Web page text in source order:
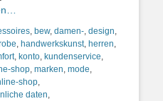
, bew, damen-, design,
, handwerkskunst, herren,
, konto, kundenservice,
shop, marken, mode,
shop,
daten,